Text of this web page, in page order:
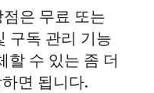
은 무료 또는
구독 관리 기능
할 수 있는 좀 더
면 됩니다.